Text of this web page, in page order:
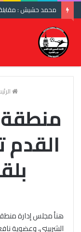
منطقة
هنأ مجلس إدارة
الشربيني، وعضوية